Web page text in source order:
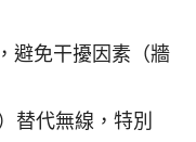
避免干擾因素（牆
替代無線，特別